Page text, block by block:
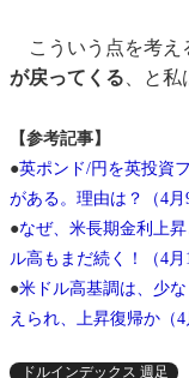
こういう点を考え
が戻ってくる 、と
【参考記事】
●英ポンド/円を英投資
がある。理由は？（4月
●なぜ、米長期金利上
ル高もまだ続く！（4月
●米ドル高基調は、少
えられ、上昇復帰か（4
ドルインデックス 週足